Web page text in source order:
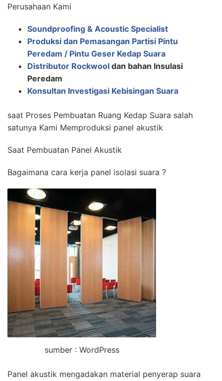
Perusahaan Kami
Soundproofing & Acoustic Specialist
Produksi dan Pemasangan Partisi Pintu
Peredam / Pintu Geser Kedap Suara
Distributor Rockwool dan bahan Insulasi
Peredam
Konsultan Investigasi Kebisingan Suara
saat Proses Pembuatan Ruang Kedap Suara salah
satunya Kami Memproduksi panel akustik
Saat Pembuatan Panel Akustik
Bagaimana cara kerja panel isolasi suara ?
sumber : WordPress
Panel akustik mengadakan material penyerap suara